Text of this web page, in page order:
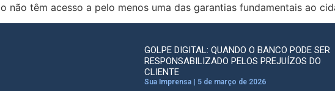
não têm acesso a pelo menos uma das garantias fundamentais ao
GOLPE DIGITAL: QUANDO O BANCO PODE SER
RESPONSABILIZADO PELOS PREJUÍZOS DO
CLIENTE
Sua Imprensa 5 de março de 2026